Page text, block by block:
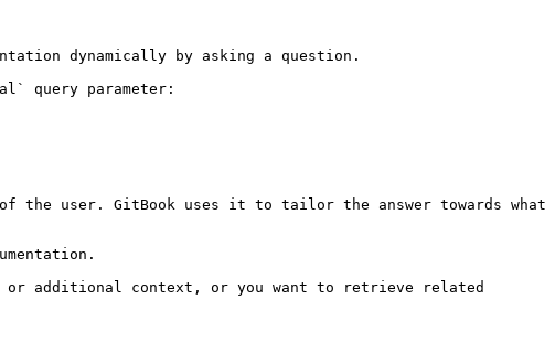
dynamically by asking a question.
query parameter:
the user. GitBook uses it to tailor the answer towards what
or additional context, or you want to retrieve related